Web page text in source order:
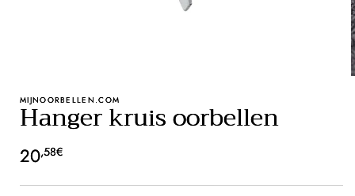
MIJNOORBELLEN.COM
Hanger kruis oorbellen
Normale
prijs
20,58€